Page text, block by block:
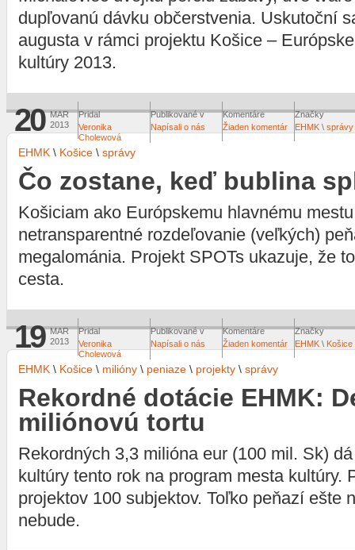
dupľovanú dávku občerstvenia. Uskutoční
augusta v rámci projektu Košice –
kultúry 2013.
20 MAR
2013
Pridal
Veronika
Cholewová
Publikované v
Napísali o nás
Komentáre
Žiaden komentár
Značky
EHMK \ správy
EHMK \ Košice \ správy
Čo zostane, keď bublina
Košiciam ako Európskemu hlavnému
netransparentné rozdeľovanie (veľkých)
megalománia. Projekt SPOTs ukazuje, že
cesta.
19 MAR
2013
Pridal
Veronika
Cholewová
Publikované v
Napísali o nás
Komentáre
Žiaden komentár
Značky
EHMK \ Košice
EHMK \ Košice \ milióny \ peniaze \ projekty \ správy
Rekordné dotácie EHMK:
miliónovú tortu
Rekordných 3,3 milióna eur (100 mil. Sk)
kultúry tento rok na program mesta kultúry.
projektov 100 subjektov. Toľko peňazí ešte
nebude.